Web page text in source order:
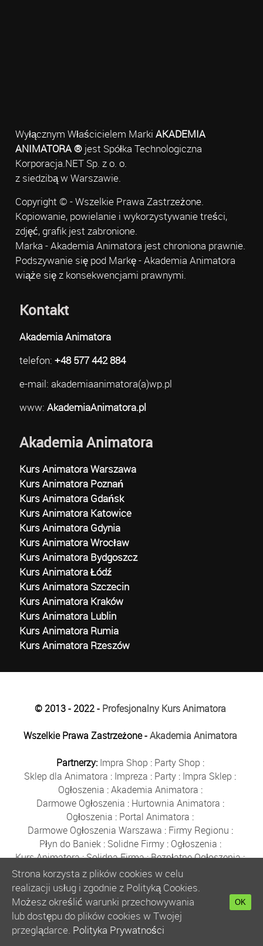
Wyłącznym Właścicielem Marki AKADEMIA
ANIMATORA ®jest Spółka Technologiczna
Korporacja.NET Sp. z o. o.
z siedzibą w Warszawie.
Copyright © - Wszelkie Prawa Zastrzeżone.
Kopiowanie, powielanie i wykorzystywanie treści,
zdjęć, grafik jest zabronione.
Marka - Akademia Animatora jest chroniona prawnie.
Podszywanie się pod Markę - Akademia Animatora
wiąże się z konsekwencjami prawnymi.
Kontakt
Akademia Animatora
telefon: +48 577 442 884
e-mail: akademiaanimatora(a)wp.pl
www: AkademiaAnimatora.pl
Akademia Animatora
Kurs Animatora Warszawa
Kurs Animatora Poznań
Kurs Animatora Gdańsk
Kurs Animatora Katowice
Kurs Animatora Gdynia
Kurs Animatora Wrocław
Kurs Animatora Bydgoszcz
Kurs Animatora Łódź
Kurs Animatora Szczecin
Kurs Animatora Kraków
Kurs Animatora Lublin
Kurs Animatora Rumia
Kurs Animatora Rzeszów
© 2013 - 2022 - Profesjonalny Kurs Animatora
Wszelkie Prawa Zastrzeżone -Akademia Animatora
Partnerzy: Impra Shop : Party Shop :
Sklep dla Animatora : Impreza : Party : Impra Sklep :
Ogłoszenia :Akademia Animatora :
Darmowe Ogłoszenia : Hurtownia Animatora :
Ogłoszenia : Portal Animatora :
Darmowe Ogłoszenia Warszawa : Firmy Regionu :
Płyn do Baniek: Solidne Firmy: Ogłoszenia :
Kurs Animatora:Solidna Firma:Bezpłatne Ogłoszenia:
Animator Czasu Wolnego:
Bezpłatne Ogłoszenia Warszawa:sklep animatora
Bańki Mydlane:Bezpłatne Ogłoszenia
Szkolenie Animatorów:Kurs Animatora
:
Kurs Animatora Warszawa :Rumia
Kurs Animatora Poznań:
Strona korzysta z plików cookies w celu
realizacji usług i zgodnie z Polityką Cookies.
Możesz określić warunki przechowywania
lub dostępu do plików cookies w Twojej
przeglądarce. Polityka Prywatności
OK